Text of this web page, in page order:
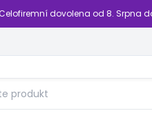
dovolena od 8. Srpna